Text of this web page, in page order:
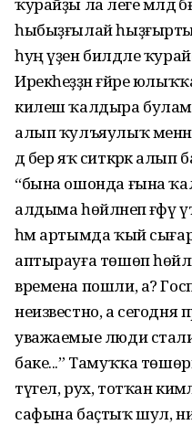
һыбыҙғылай
һуң үҙен билдәле
Ирекһеҙҙән ғәйре
килеш ҡалдыра
алып ҡулъяулыҡ
дә бер яҡ ситкәрәк
“бына ошонда ғына
алдыма һөйләнеп ғәфү
һәм артымда ҡый
аптырауға төшөп
времена пошли, а?
неизвестно, а сегодня
уважаемые люди
баке...” Тамуҡҡа
түгел, рух, тотҡан кимәл
сафына баҫтыҡ шул, ни